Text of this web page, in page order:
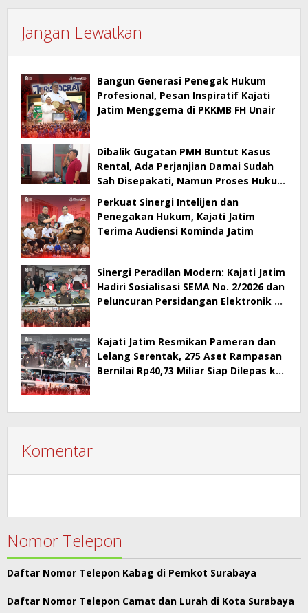
Jangan Lewatkan
Bangun Generasi Penegak Hukum
Profesional, Pesan Inspiratif Kajati
Jatim Menggema di PKKMB FH Unair
Dibalik Gugatan PMH Buntut Kasus
Rental, Ada Perjanjian Damai Sudah
Sah Disepakati, Namun Proses Hukum
Berlanjut
Perkuat Sinergi Intelijen dan
Penegakan Hukum, Kajati Jatim
Terima Audiensi Kominda Jatim
Sinergi Peradilan Modern: Kajati Jatim
Hadiri Sosialisasi SEMA No. 2/2026 dan
Peluncuran Persidangan Elektronik di
Kajati Jatim Resmikan Pameran dan
Lelang Serentak, 275 Aset Rampasan
Bernilai Rp40,73 Miliar Siap Dilepas ke
Komentar
Nomor Telepon
Daftar Nomor Telepon Kabag di Pemkot Surabaya
Daftar Nomor Telepon Camat dan Lurah di Kota Surabaya